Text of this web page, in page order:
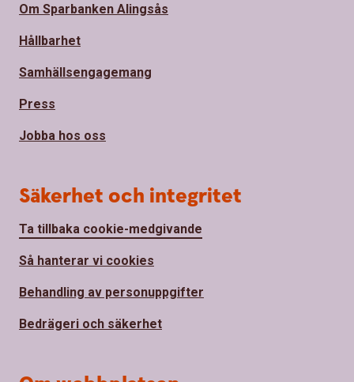
Om Sparbanken Alingsås
Hållbarhet
Samhällsengagemang
Press
Jobba hos oss
Säkerhet och integritet
Ta tillbaka cookie-medgivande
Så hanterar vi cookies
Behandling av personuppgifter
Bedrägeri och säkerhet